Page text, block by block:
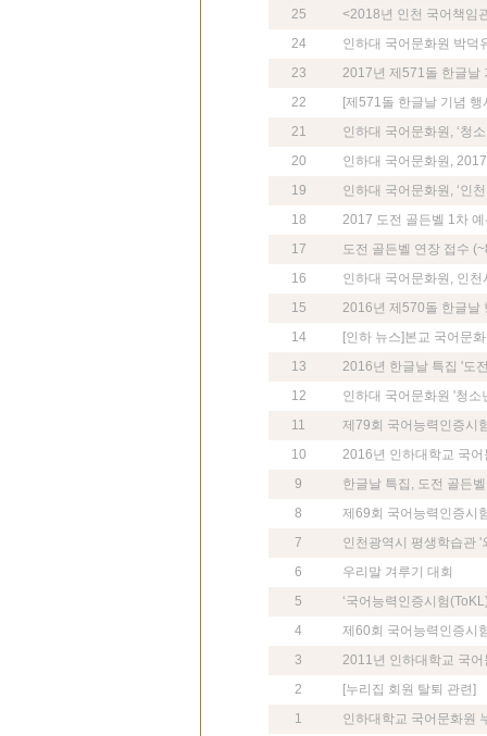
25
<2018년 인천 국어책임
24
인하대 국어문화원 박덕
23
2017년 제571돌 한글날
22
[제571돌 한글날 기념 행
21
인하대 국어문화원, ‘청
20
인하대 국어문화원,
19
인하대 국어문화원, ‘인
18
2017 도전 골든벨 1차
17
도전 골든벨 연장 접수
16
인하대 국어문화원, 인
15
2016년 제570돌 한글날
14
[인하 뉴스]본교 국어문
13
2016년 한글날 특집 '도
12
인하대 국어문화원 '청
11
제79회 국어능력인증시
10
2016년 인하대학교 국
9
한글날 특집, 도전 골든
8
제69회 국어능력인증시
7
인천광역시 평생학습관
6
우리말 겨루기 대회
5
‘국어능력인증시험
4
제60회 국어능력인증시
3
2011년 인하대학교 국
2
[누리집 회원 탈퇴 관련]
1
인하대학교 국어문화원